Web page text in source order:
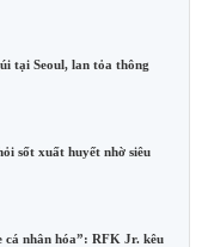
tại Seoul, lan tỏa thông
sốt xuất huyết nhờ siêu
cá nhân hóa”: RFK Jr. kêu